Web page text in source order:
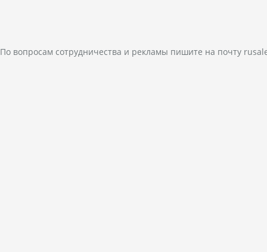
По вопросам сотрудничества и рекламы пишите на почту